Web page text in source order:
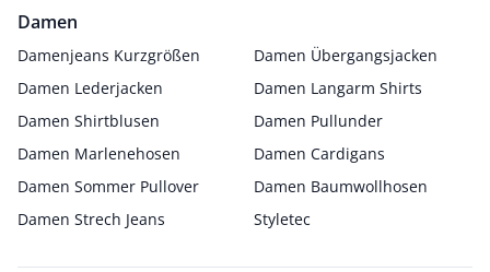
Damen
Damenjeans Kurzgrößen
Damen Übergangsjacken
Damen Lederjacken
Damen Langarm Shirts
Damen Shirtblusen
Damen Pullunder
Damen Marlenehosen
Damen Cardigans
Damen Sommer Pullover
Damen Baumwollhosen
Damen Strech Jeans
Styletec